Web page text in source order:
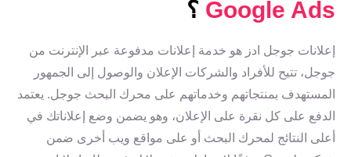
Google Ads ؟
إعلانات جوجل ادز هو خدمة إعلانات مدفوعة عبر الإنترنت من
جوجل، تتيح للأفراد والشركات الإعلان والوصول إلى الجمهور
المستهدف بمنتجاتهم وخدماتهم على محرك البحث جوجل. يعتمد
الدفع على كل نقرة على الإعلان، وهو يضمن وضع إعلاناتك في
أعلى النتائج لمحرك البحث أو على مواقع ويب أخرى ضمن